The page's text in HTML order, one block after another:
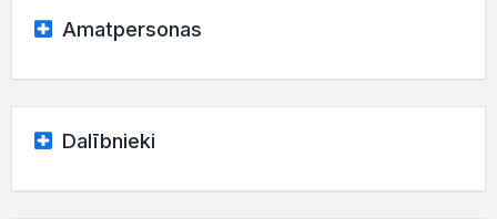
Amatpersonas
Dalībnieki